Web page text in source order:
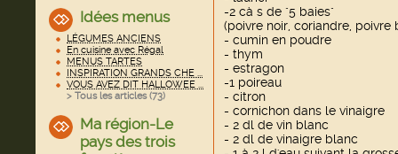
Idées menus
LÉGUMES ANCIENS
En cuisine avec Régal
MENUS TARTES
INSPIRATION GRANDS CHE ...
VOUS AVEZ DIT HALLOWEE ...
> Tous les articles (73)
Ma région-Le
pays des trois
-2 cà s de "5 baies"
(poivre noir, coriandre,
- cumin en poudre
- thym
- estragon
-1 poireau
- citron
- cornichon dans le vinaigre
- 2 dl de vin blanc
- 2 dl de vinaigre blanc